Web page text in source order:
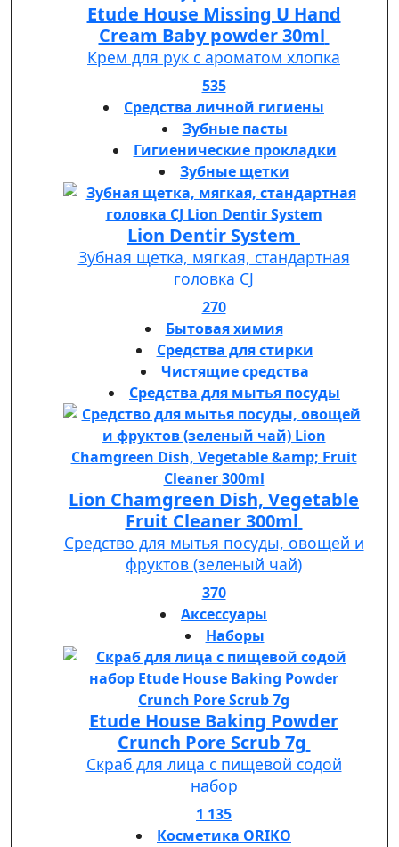
Etude House Missing U Hand
Cream Baby powder 30ml
Крем для рук с ароматом хлопка
535
Средства личной гигиены
Зубные пасты
Гигиенические прокладки
Зубные щетки
Lion Dentir System
Зубная щетка, мягкая, стандартная
головка СJ
270
Бытовая химия
Средства для стирки
Чистящие средства
Средства для мытья посуды
Lion Chamgreen Dish, Vegetable
Fruit Cleaner 300ml
Средство для мытья посуды, овощей и
фруктов (зеленый чай)
370
Аксессуары
Наборы
Etude House Baking Powder
Crunch Pore Scrub 7g
Скраб для лица с пищевой содой
набор
1 135
Косметика ORIKO